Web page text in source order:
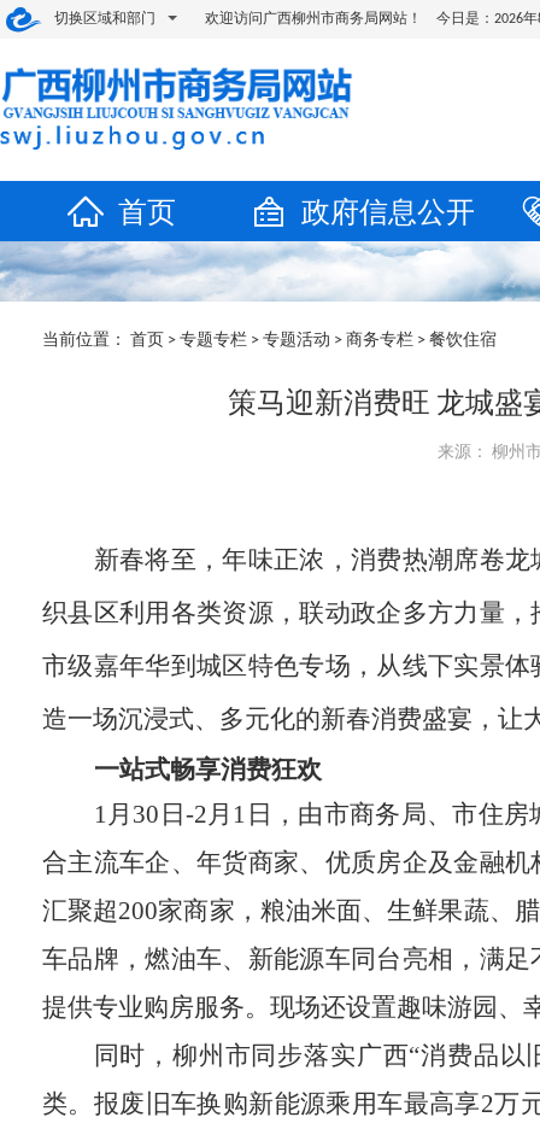
切换区域和部门 欢迎访问广西柳州市商务局网站！ 今日是： 2026
首页 政府信息公开
当前位置： 首页 > 专题专栏 > 专题活动 > 商务专栏 > 餐饮住宿
策马迎新消费旺 龙城
来源： 柳州
新春将至，年味正浓，消费热潮席卷
织县区利用各类资源，联动政企多方力量
市级嘉年华到城区特色专场，从线下实景
造一场沉浸式、多元化的新春消费盛宴，让
一站式畅享消费狂欢
1月30日-2月1日，由市商务局、市住
合主流车企、年货商家、优质房企及金融
汇聚超200家商家，粮油米面、生鲜果蔬、
车品牌，燃油车、新能源车同台亮相，满
提供专业购房服务。现场还设置趣味游园、
同时，柳州市同步落实广西“消费品
类。报废旧车换购新能源乘用车最高享2万